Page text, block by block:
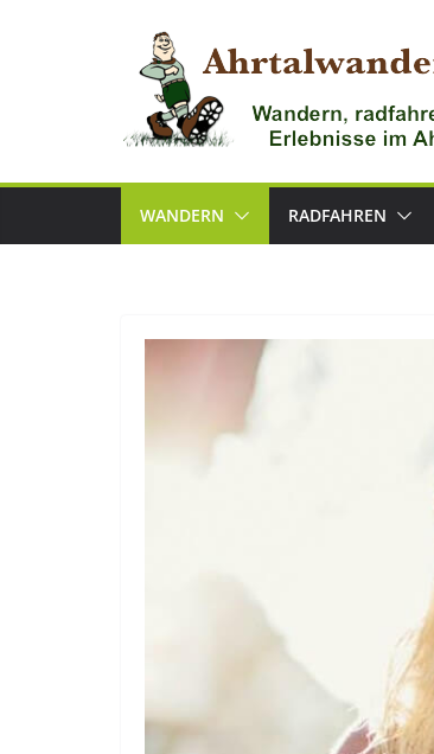
WANDERN RADFAHREN